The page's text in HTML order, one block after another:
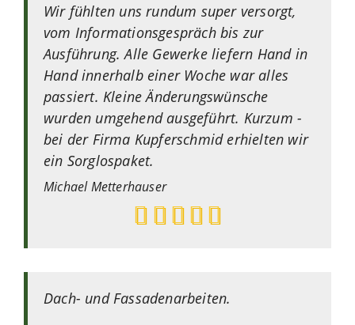
Wir fühlten uns rundum super versorgt,
vom Informationsgespräch bis zur
Ausführung. Alle Gewerke liefern Hand in
Hand innerhalb einer Woche war alles
passiert. Kleine Änderungswünsche
wurden umgehend ausgeführt. Kurzum -
bei der Firma Kupferschmid erhielten wir
ein Sorglospaket.
MichaelMetterhauser
Dach- und Fassadenarbeiten.